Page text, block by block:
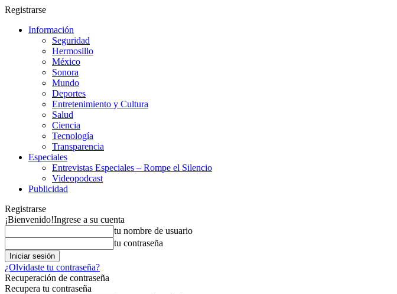
Registrarse
Información
Seguridad
Hermosillo
México
Sonora
Mundo
Deportes
Entretenimiento y Cultura
Salud
Ciencia
Tecnología
Transparencia
Especiales
Entrevistas Especiales – Rompe el Silencio
Videopodcast
Publicidad
Registrarse
¡Bienvenido!Ingrese a su cuenta
tu nombre de usuario
tu contraseña
¿Olvidaste tu contraseña?
Recuperación de contraseña
Recupera tu contraseña